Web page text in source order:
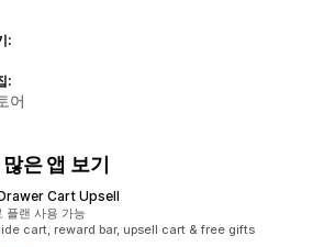
:
:
어
은 앱 보기
Cart Upsell
플랜 사용 가능
cart, reward bar, upsell cart & free gifts